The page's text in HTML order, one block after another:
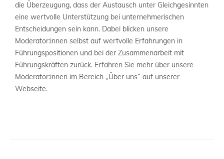
die Überzeugung, dass der Austausch unter Gleichgesinnten
eine wertvolle Unterstützung bei unternehmerischen
Entscheidungen sein kann. Dabei blicken unsere
Moderator:innen selbst auf wertvolle Erfahrungen in
Führungspositionen und bei der Zusammenarbeit mit
Führungskräften zurück. Erfahren Sie mehr über unsere
Moderator:innen im Bereich „Über uns“ auf unserer
Webseite.